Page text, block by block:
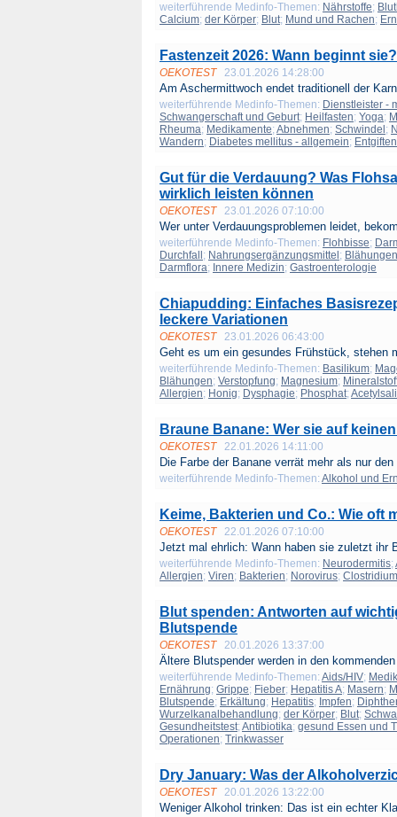
weiterführende Medinfo-Themen: Nährstoffe;
Calcium; der Körper; Blut; Mund und Rachen;
Fastenzeit 2026: Wann beginnt
OEKOTEST 23.01.2026 14:28:00
Am Aschermittwoch endet traditionell der
weiterführende Medinfo-Themen: Dienstleister -
Schwangerschaft und Geburt; Heilfasten; Yoga;
Rheuma; Medikamente; Abnehmen; Schwindel ;
Wandern; Diabetes mellitus - allgemein; Entgiften
Gut für die Verdauung? Was
wirklich leisten können
OEKOTEST 23.01.2026 07:10:00
Wer unter Verdauungsproblemen leidet,
weiterführende Medinfo-Themen: Flohbisse;
Durchfall ; Nahrungsergänzungsmittel ; Blähungen
Darmflora; Innere Medizin; Gastroenterologie
Chiapudding: Einfaches
leckere Variationen
OEKOTEST 23.01.2026 06:43:00
Geht es um ein gesundes Frühstück, stehen
weiterführende Medinfo-Themen: Basilikum;
Blähungen; Verstopfung; Magnesium;
Allergien; Honig; Dysphagie; Phosphat;
Braune Banane: Wer sie auf
OEKOTEST 22.01.2026 14:11:00
Die Farbe der Banane verrät mehr als nur
weiterführende Medinfo-Themen: Alkohol und
Keime, Bakterien und Co.: Wie oft
OEKOTEST 22.01.2026 07:10:00
Jetzt mal ehrlich: Wann haben sie zuletzt ihr
weiterführende Medinfo-Themen: Neurodermitis;
Allergien; Viren; Bakterien; Norovirus;
Blut spenden: Antworten auf
Blutspende
OEKOTEST 20.01.2026 13:37:00
Ältere Blutspender werden in den
weiterführende Medinfo-Themen: Aids/HIV;
Ernährung; Grippe; Fieber; Hepatitis A; Masern;
Blutspende; Erkältung; Hepatitis; Impfen;
Wurzelkanalbehandlung; der Körper; Blut;
Gesundheitstest; Antibiotika; gesund Essen und
Operationen; Trinkwasser
Dry January: Was der
OEKOTEST 20.01.2026 13:22:00
Weniger Alkohol trinken: Das ist ein echter